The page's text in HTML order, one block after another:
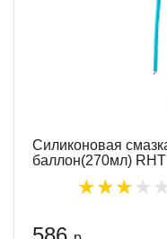
Силиконовая
баллон(270мл) RHT